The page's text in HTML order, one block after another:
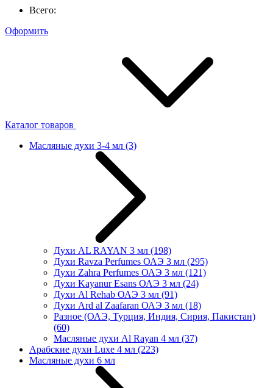
Всего:
Оформить
Каталог товаров
Масляные духи 3-4 мл (3)
Духи AL RAYAN 3 мл (198)
Духи Ravza Perfumes ОАЭ 3 мл (295)
Духи Zahra Perfumes ОАЭ 3 мл (121)
Духи Kayanur Esans ОАЭ 3 мл (24)
Духи Al Rehab ОАЭ 3 мл (91)
Духи Ard al Zaafaran ОАЭ 3 мл (18)
Разное (ОАЭ, Турция, Индия, Сирия, Пакистан)
(60)
Масляные духи Al Rayan 4 мл (37)
Арабские духи Luxe 4 мл (223)
Масляные духи 6 мл